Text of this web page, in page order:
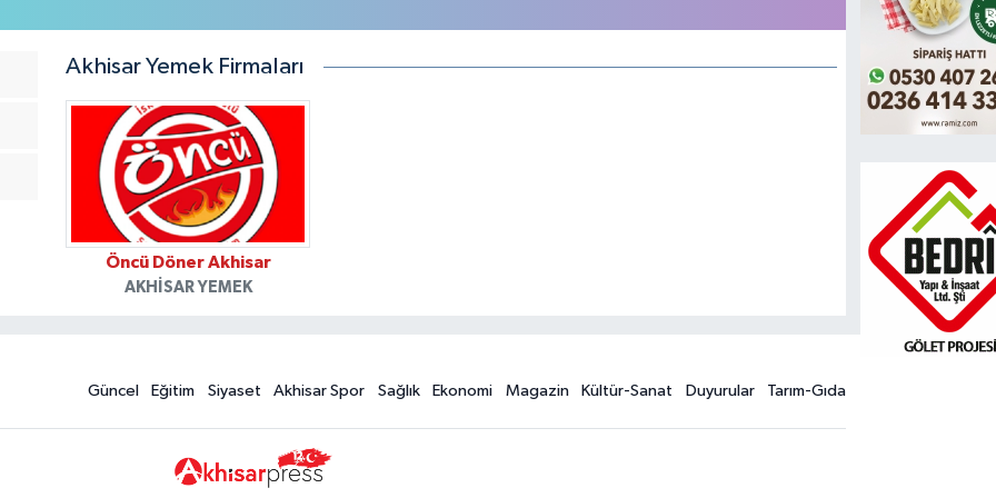
Akhisar Yemek Firmaları
Öncü Döner Akhisar
AKHISAR YEMEK
Güncel Eğitim Siyaset Akhisar Spor Sağlık Ekonomi Magazin Kültür-Sanat Duyurular Tarım-Gıda